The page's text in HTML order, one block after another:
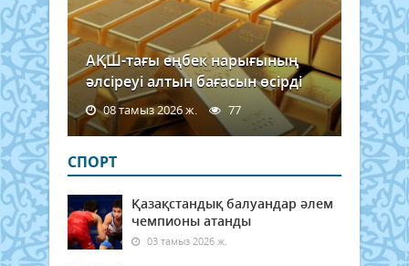
АҚШ-тағы еңбек нарығының
әлсіреуі алтын бағасын өсірді
08 тамыз 2026 ж. 77
СПОРТ
Қазақстандық балуандар әлем
чемпионы атанды
03 тамыз 2026 ж.